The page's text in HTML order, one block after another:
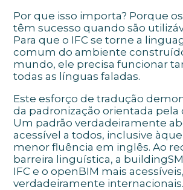
Por que isso importa? Porque
têm sucesso quando são
Para que o IFC se torne a
comum do ambiente
mundo, ele precisa funcionar
todas as línguas faladas.
Este esforço de tradução
da padronização orientada
Um padrão verdadeiramente
acessível a todos, inclusive
menor fluência em inglês. Ao
barreira linguística, a
IFC e o openBIM mais
verdadeiramente internacionais.